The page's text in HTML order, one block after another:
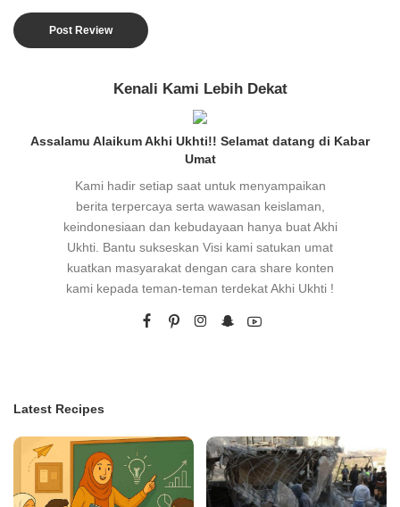
Kenali Kami Lebih Dekat
Assalamu Alaikum Akhi Ukhti!! Selamat datang di Kabar
Umat
Kami hadir setiap saat untuk menyampaikan
berita terpercaya serta wawasan keislaman,
keindonesiaan dan kebudayaan hanya buat Akhi
Ukhti. Bantu sukseskan Visi kami satukan umat
kuatkan masyarakat dengan cara share konten
kami kepada teman-teman terdekat Akhi Ukhti !
Latest Recipes